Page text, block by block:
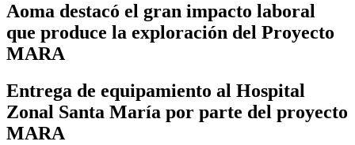
Aoma destacó el gran impacto laboral
que produce la exploración del Proyecto
MARA
Entrega de equipamiento al Hospital
Zonal Santa María por parte del proyecto
MARA